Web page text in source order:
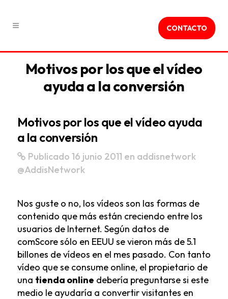
CONTACTO
Motivos por los que el vídeo
ayuda a la conversión
Motivos por los que el vídeo ayuda
a la conversión
Publicado 16 junio 2011 en addisnetwork
@AddisNetwork
Nos guste o no, los vídeos son las formas de
contenido que más están creciendo entre los
usuarios de Internet. Según datos de
comScore sólo en EEUU se vieron más de 5.1
billones de vídeos en el mes pasado. Con tanto
vídeo que se consume online, el propietario de
una tienda online debería preguntarse si este
medio le ayudaría a convertir visitantes en